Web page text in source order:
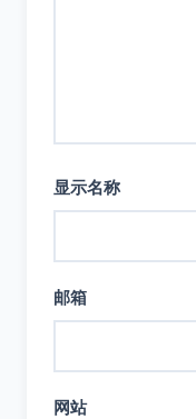
显示名称
邮箱
网站